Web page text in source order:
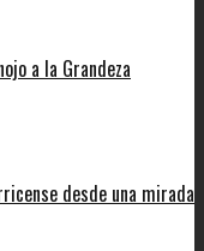
a la Grandeza
desde una mirada